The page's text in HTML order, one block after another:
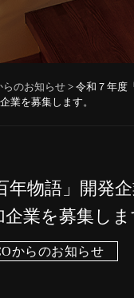
らのお知らせ >令和７年度
業を募集します。
年物語」開発
業を募集しま
からのお知らせ